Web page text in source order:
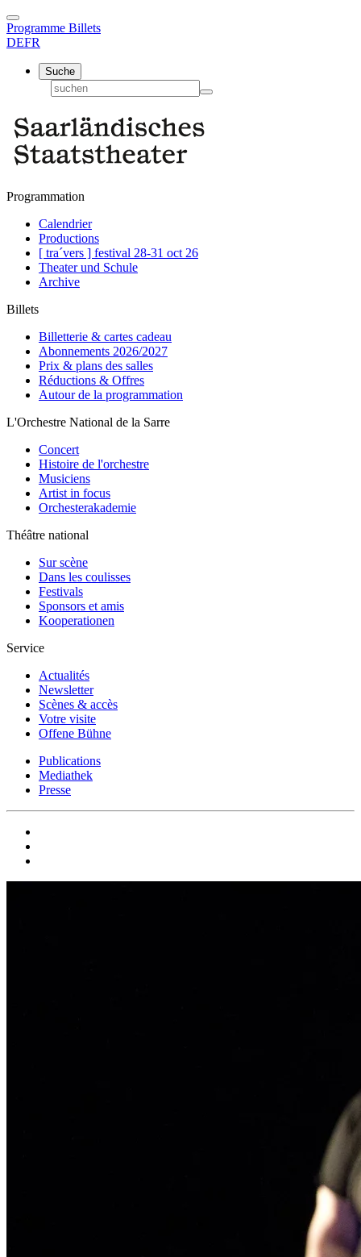
Programme Billets
DEFR
Suche
Programmation
Calendrier
Productions
[ tra´vers ] festival 28-31 oct 26
Theater und Schule
Archive
Billets
Billetterie & cartes cadeau
Abonnements 2026/2027
Prix & plans des salles
Réductions & Offres
Autour de la programmation
L'Orchestre National de la Sarre
Concert
Histoire de l'orchestre
Musiciens
Artist in focus
Orchesterakademie
Théâtre national
Sur scène
Dans les coulisses
Festivals
Sponsors et amis
Kooperationen
Service
Actualités
Newsletter
Scènes & accès
Votre visite
Offene Bühne
Publications
Mediathek
Presse